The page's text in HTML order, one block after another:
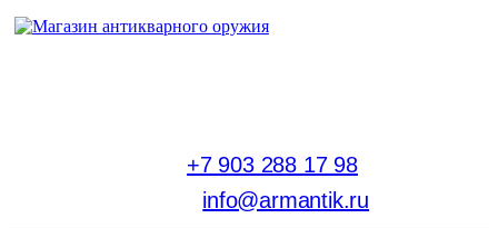
+7 903 288 17 98
info@armantik.ru